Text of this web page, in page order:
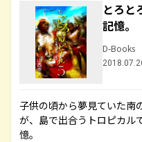
とろと
記憶
D-Books
子供の頃から夢見ていた南
が、島で出合うトロピカル
憶。